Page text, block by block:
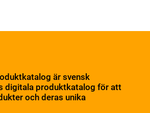
är svensk
digitala produktkatalog för att
och deras unika